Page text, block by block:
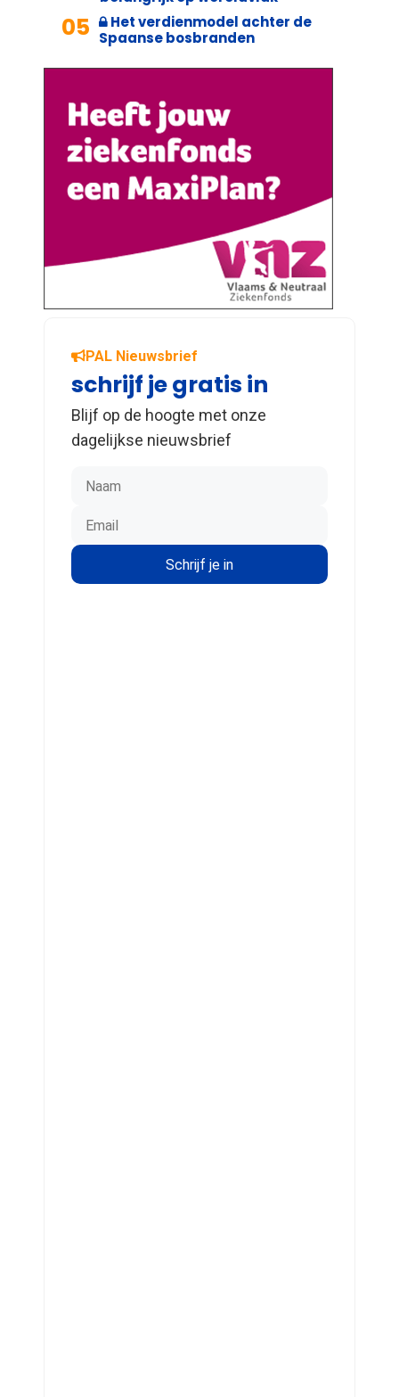
05
Het verdienmodel achter de
Spaanse bosbranden
PAL Nieuwsbrief
schrijf je gratis in
Blijf op de hoogte met onze
dagelijkse nieuwsbrief